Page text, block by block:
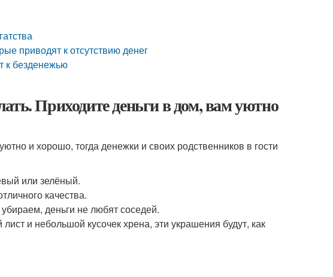
приводят к отсутствию денег
к безденежью
Приходите деньги в дом, вам уютно
и хорошо, тогда денежки и своих родственников в гости
или зелёный.
качества.
деньги не любят соседей.
и небольшой кусочек хрена, эти украшения будут, как